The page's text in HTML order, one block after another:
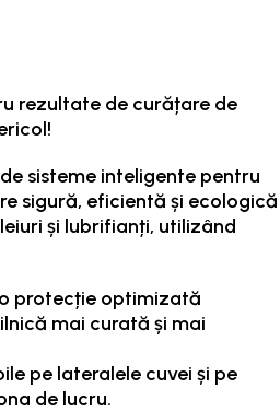
rezultate de curățare de
sisteme inteligente pentru
sigură, eficientă și ecologică
și lubrifianți, utilizând
protecție optimizată
mai curată și mai
pe lateralele cuvei și pe
de lucru.